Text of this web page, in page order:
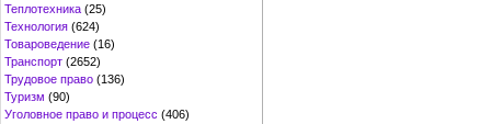
Теплотехника (25)
Технология (624)
Товароведение (16)
Транспорт (2652)
Трудовое право (136)
Туризм (90)
Уголовное право и процесс (406)